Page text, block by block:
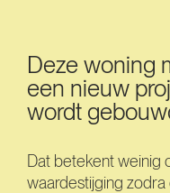
Deze woning
een nieuw
wordt
Dat betekent weinig
waardestijging zodra